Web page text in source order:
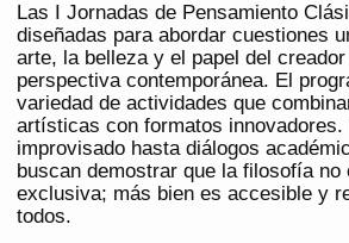
Las I Jornadas de Pensamiento
diseñadas para abordar cuestiones
arte, la belleza y el papel del
perspectiva contemporánea. El
variedad de actividades que
artísticas con formatos innovadores.
improvisado hasta diálogos
buscan demostrar que la filosofía no
exclusiva; más bien es accesible y
todos.